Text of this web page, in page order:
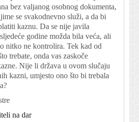
bez valjanog osobnog dokumenta,
se svakodnevno služi, a da bi
kaznu. Da se nije javila
godine možda bila veća, ali
nitko ne kontrolira. Tek kad od
trebate, onda vas zaskoče
Nije li država u ovom slučaju
kazni, umjesto ono što bi trebala
na dar